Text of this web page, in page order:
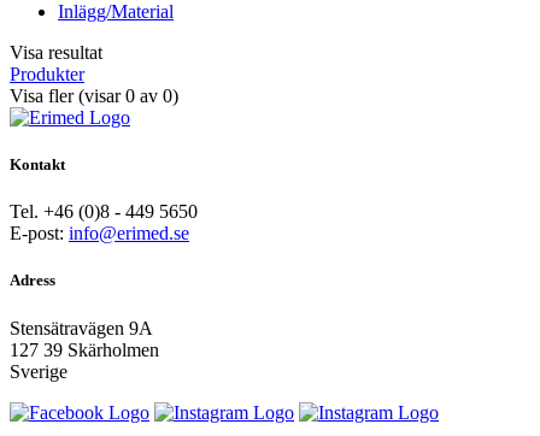
Inlägg/Material
Visa resultat
Produkter
Visa fler(visar0 av 0)
Kontakt
Tel. +46 (0)8 - 449 5650
E-post: info@erimed.se
Adress
Stensätravägen 9A
127 39 Skärholmen
Sverige